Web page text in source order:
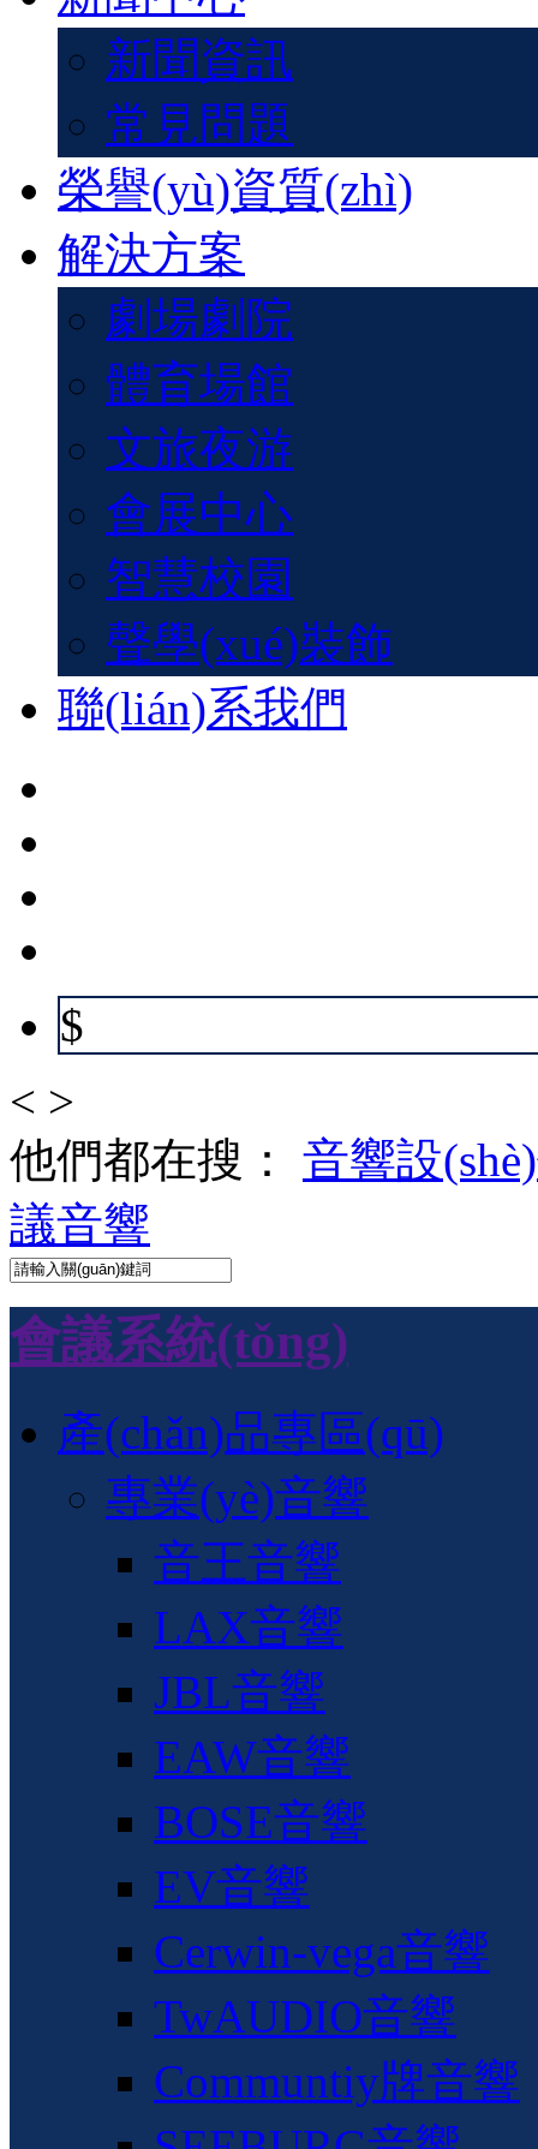
新聞資訊
常見問題
榮譽(yù)資質(zhì)
解決方案
劇場劇院
體育場館
文旅夜游
會展中心
智慧校園
聲學(xué)裝飾
聯(lián)系我們
$
< >
他們都在搜： 音響設
議音響
會議系統(tǒng)
產(chǎn)品專區(qū)
專業(yè)音響
音王音響
LAX音響
JBL音響
EAW音響
BOSE音響
EV音響
Cerwin-vega音響
TwAUDIO音響
Communtiy牌音響